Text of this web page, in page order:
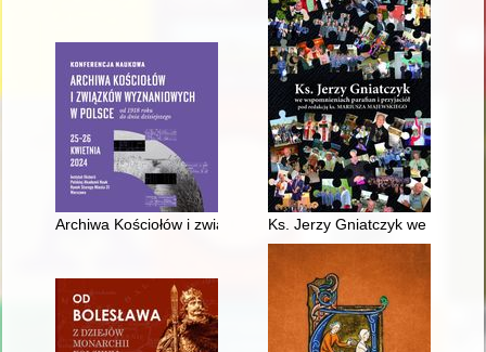
Archiwa Kościołów i związków wyznaniowych w Polsce :
Ks. Jerzy Gniatczyk we